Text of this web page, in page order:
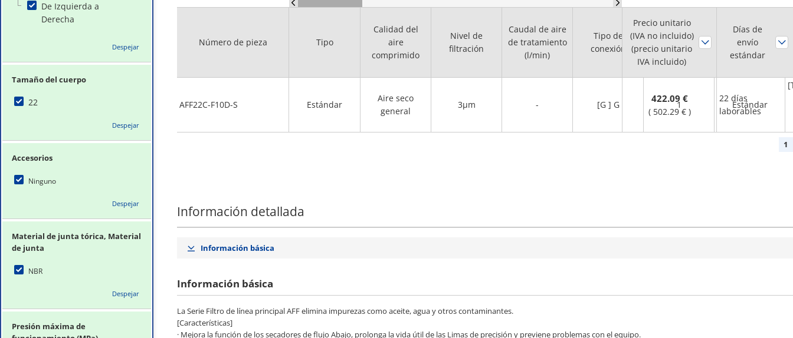
De Izquierda a
Derecha
Despejar
Tamaño del cuerpo
22
Despejar
Accesorios
Ninguno
Despejar
Material de junta tórica, Material
de junta
NBR
Despejar
Presión máxima de
Número de pieza
AFF22C-F10D-S
Tipo
Calidad del
aire
comprimido
Nivel de
filtración
Caudal de aire
de tratamiento
(l/min)
Tipo de
conexión
Tamaño de
rosca nominal
de tubería
Entorno de uso
Estándar
Aire seco
general
3μm - [G ] G 1 Estándar
Precio unitario
(IVA no incluido)
(precio unitario
IVA incluido)
Días de
envío
estándar
422.09 €
( 502.29 € )
22 días
laborables
1
Información detallada
Información básica
Información básica
La Serie Filtro de línea principal AFF elimina impurezas como aceite, agua y otros contaminantes.
[Características]
· Mejora la función de los secadores de flujo Abajo, prolonga la vida útil de las Limas de precisión y previene problemas con el equipo.